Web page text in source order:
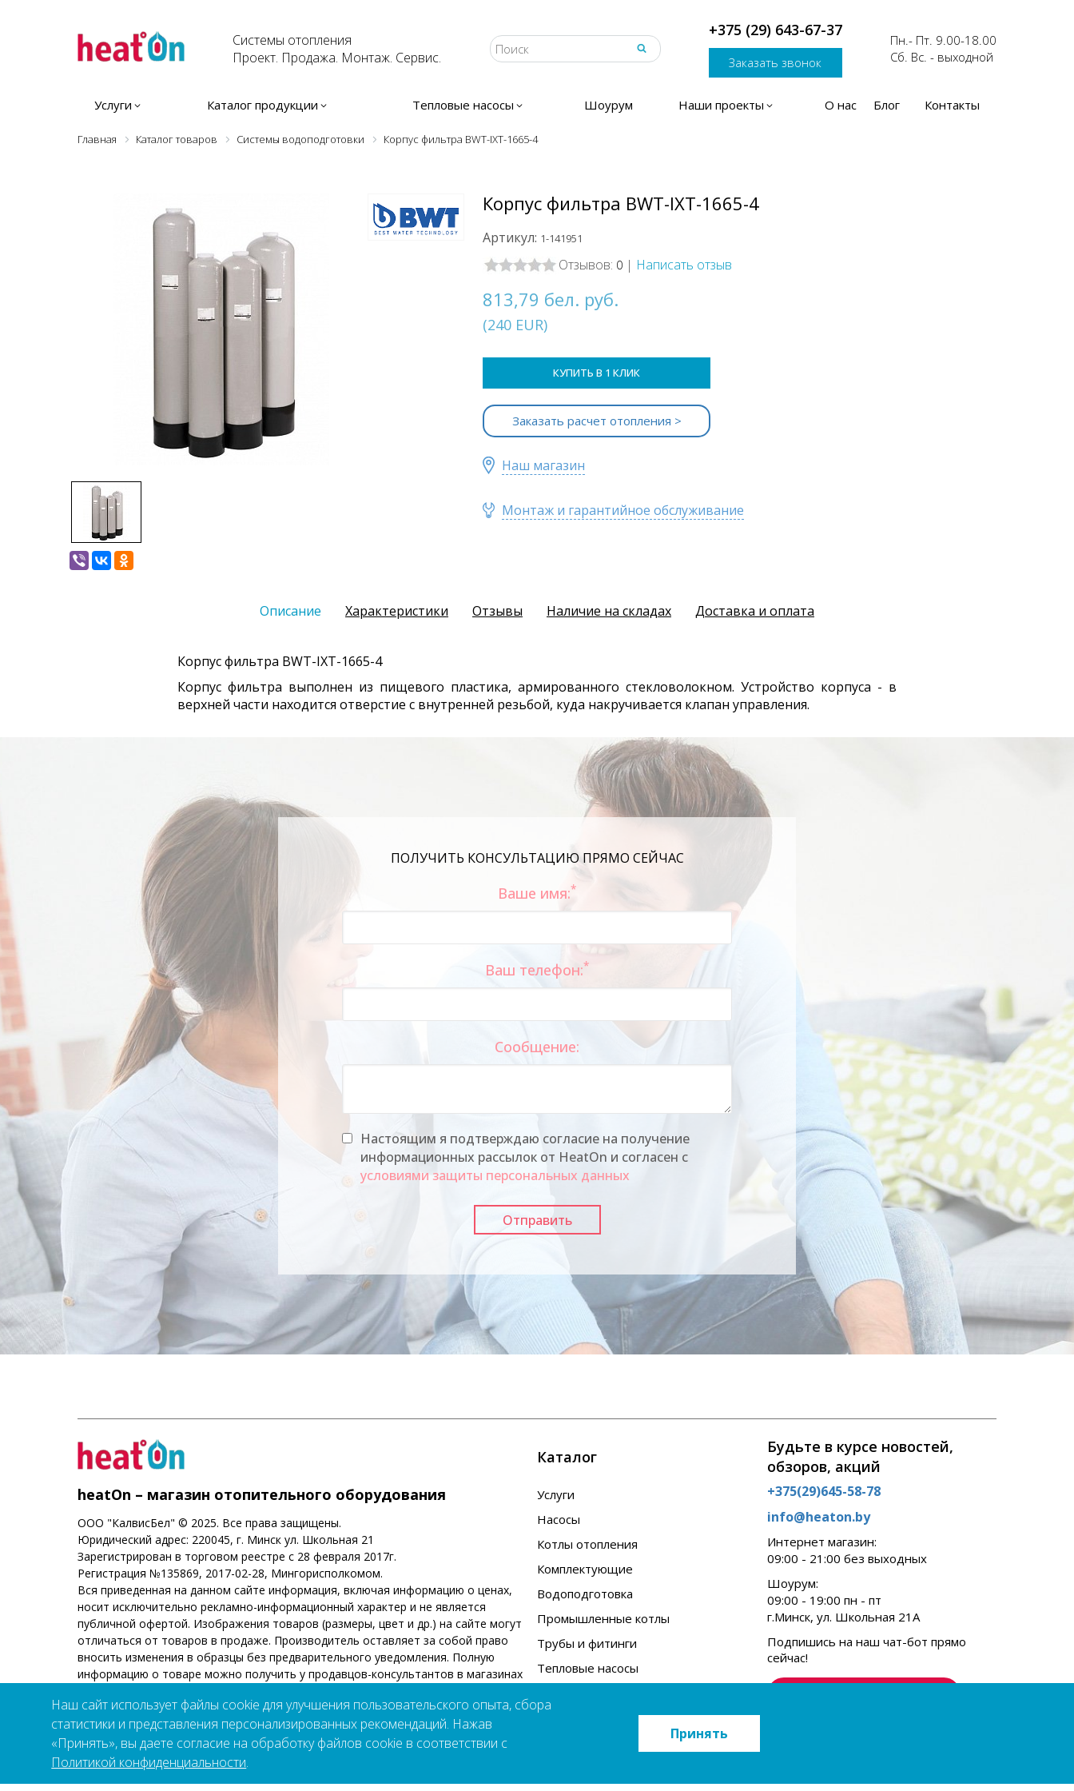
Системы отопления
Проект. Продажа. Монтаж. Сервис.
+375 (29) 643-67-37
Заказать звонок
Пн.- Пт. 9.00-18.00
Сб. Вс. - выходной
Услуги Каталог продукции Тепловые насосы Шоурум Наши проекты О нас Блог Контакты
Главная Каталог товаров Системы водоподготовки Корпус фильтра BWT-IXT-1665-4
Корпус фильтра BWT-IXT-1665-4
Артикул: 1-141951
Отзывов: 0 | Написать отзыв
813,79 бел. руб.
(240 EUR)
КУПИТЬ В 1 КЛИК
Заказать расчет отопления >
Наш магазин
Монтаж и гарантийное обслуживание
Описание Характеристики Отзывы Наличие на складах Доставка и оплата
Корпус фильтра BWT-IXT-1665-4
Корпус фильтра выполнен из пищевого пластика, армированного стекловолокном. Устройство корпуса - в
верхней части находится отверстие с внутренней резьбой, куда накручивается клапан управления.
ПОЛУЧИТЬ КОНСУЛЬТАЦИЮ ПРЯМО СЕЙЧАС
Ваше имя:*
Ваш телефон:*
Сообщение:
Настоящим я подтверждаю согласие на получение
информационных рассылок от HeatOn и согласен с
условиями защиты персональных данных
heatOn – магазин отопительного оборудования
ООО "КалвисБел" © 2025. Все права защищены.
Юридический адрес: 220045, г. Минск ул. Школьная 21
Зарегистрирован в торговом реестре с 28 февраля 2017г.
Регистрация №135869, 2017-02-28, Мингорисполкомом.
Вся приведенная на данном сайте информация, включая информацию о ценах,
носит исключительно рекламно-информационный характер и не является
публичной офертой. Изображения товаров (размеры, цвет и др.) на сайте могут
отличаться от товаров в продаже. Производитель оставляет за собой право
вносить изменения в образцы без предварительного уведомления. Полную
информацию о товаре можно получить у продавцов-консультантов в магазинах
Каталог
Услуги
Насосы
Котлы отопления
Комплектующие
Водоподготовка
Промышленные котлы
Трубы и фитинги
Тепловые насосы
Политика конфиденциальности
Пользовательское соглашение
Будьте в курсе новостей,
обзоров, акций
+375(29)645-58-78
info@heaton.by
Интернет магазин:
09:00 - 21:00 без выходных
Шоурум:
09:00 - 19:00 пн - пт
г.Минск, ул. Школьная 21А
Подпишись на наш чат-бот прямо
сейчас!
Наш сайт использует файлы cookie для улучшения пользовательского опыта, сбора
статистики и представления персонализированных рекомендаций. Нажав
«Принять», вы даете согласие на обработку файлов cookie в соответствии с
Политикой конфиденциальности.
Принять